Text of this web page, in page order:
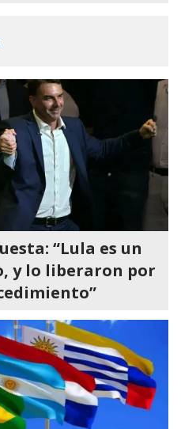
“Lula es un
y lo liberaron por